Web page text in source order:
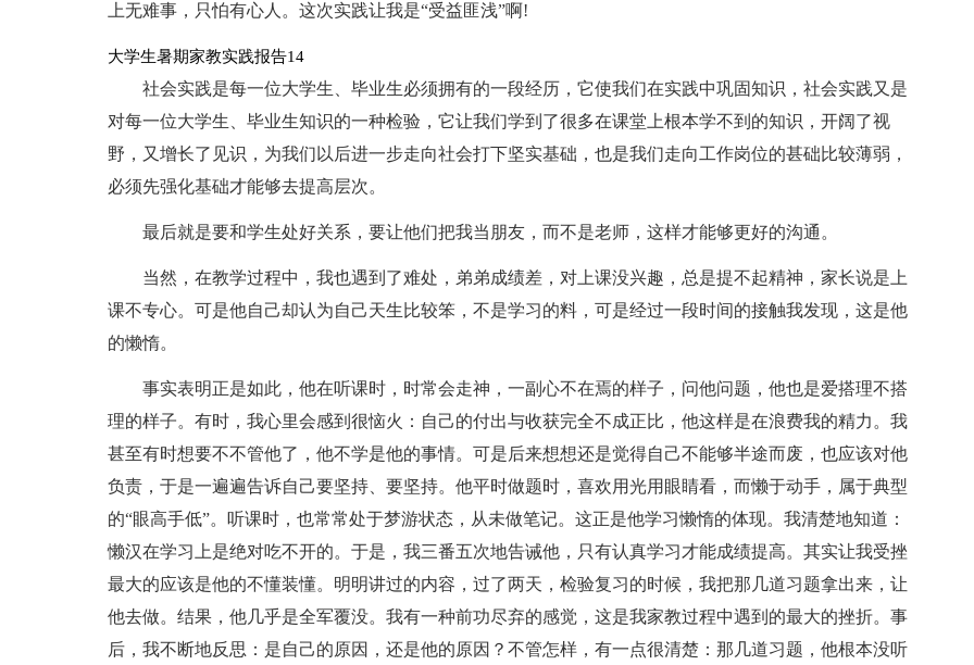
上无难事，只怕有心人。这次实践让我是“受益匪浅”啊!
大学生暑期家教实践报告14
社会实践是每一位大学生、毕业生必须拥有的一段经历，它使我们在实践中巩固知识，社会实践又是
对每一位大学生、毕业生知识的一种检验，它让我们学到了很多在课堂上根本学不到的知识，开阔了视
野，又增长了见识，为我们以后进一步走向社会打下坚实基础，也是我们走向工作岗位的甚础比较薄弱，
必须先强化基础才能够去提高层次。
最后就是要和学生处好关系，要让他们把我当朋友，而不是老师，这样才能够更好的沟通。
当然，在教学过程中，我也遇到了难处，弟弟成绩差，对上课没兴趣，总是提不起精神，家长说是上
课不专心。可是他自己却认为自己天生比较笨，不是学习的料，可是经过一段时间的接触我发现，这是他
的懒惰。
事实表明正是如此，他在听课时，时常会走神，一副心不在焉的样子，问他问题，他也是爱搭理不搭
理的样子。有时，我心里会感到很恼火：自己的付出与收获完全不成正比，他这样是在浪费我的精力。我
甚至有时想要不不管他了，他不学是他的事情。可是后来想想还是觉得自己不能够半途而废，也应该对他
负责，于是一遍遍告诉自己要坚持、要坚持。他平时做题时，喜欢用光用眼睛看，而懒于动手，属于典型
的“眼高手低”。听课时，也常常处于梦游状态，从未做笔记。这正是他学习懒惰的体现。我清楚地知道：
懒汉在学习上是绝对吃不开的。于是，我三番五次地告诫他，只有认真学习才能成绩提高。其实让我受挫
最大的应该是他的不懂装懂。明明讲过的内容，过了两天，检验复习的时候，我把那几道习题拿出来，让
他去做。结果，他几乎是全军覆没。我有一种前功尽弃的感觉，这是我家教过程中遇到的最大的挫折。事
后，我不断地反思：是自己的原因，还是他的原因？不管怎样，有一点很清楚：那几道习题，他根本没听